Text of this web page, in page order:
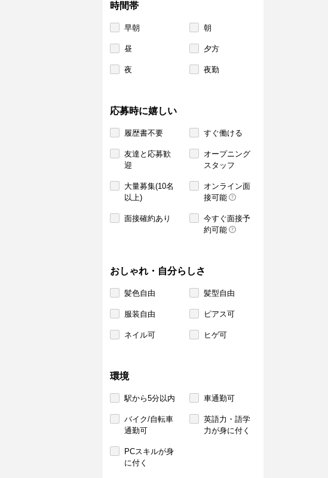
時間帯
早朝 朝
昼 夕方
夜 夜勤
応募時に嬉しい
履歴書不要 すぐ働ける
友達と応募歓
迎
オープニング
スタッフ
大量募集(10名
以上)
オンライン面
接可能
面接確約あり
今すぐ面接予
約可能
おしゃれ・自分らしさ
髪色自由 髪型自由
服装自由 ピアス可
ネイル可 ヒゲ可
環境
駅から5分以内 車通勤可
バイク/自転車
通勤可
英語力・語学
力が身に付く
PCスキルが身
に付く